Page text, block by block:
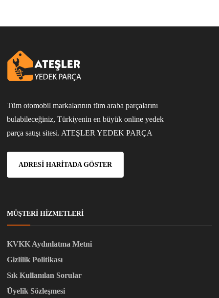
Tüm otomobil markalarının tüm araba parçalarını
bulabileceğiniz, Türkiyenin en büyük online yedek
parça satışı sitesi. ATEŞLER YEDEK PARÇA
ADRESI HARITADA GÖSTER
MÜŞTERI HIZMETLERI
KVKK Aydınlatma Metni
Gizlilik Politikası
Sık Kullanılan Sorular
Üyelik Sözleşmesi